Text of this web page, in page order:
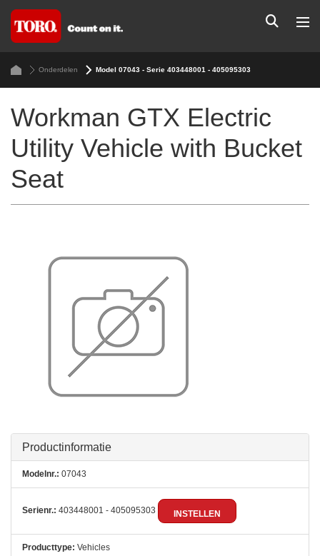
Onderdelen Model 07043 - Serie 403448001 - 405095303
Workman GTX Electric
Utility Vehicle with Bucket
Seat
Productinformatie
Modelnr.: 07043
Serienr.: 403448001 - 405095303 INSTELLEN
Producttype: Vehicles